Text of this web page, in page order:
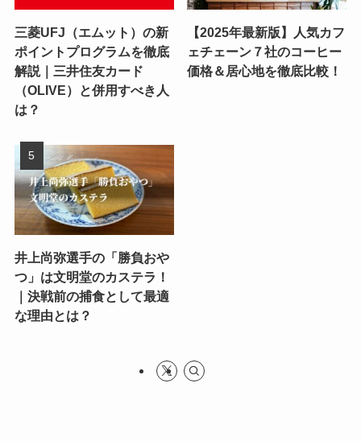
三菱UFJ（エムット）の新
ポイントプログラムを徹底
解説｜三井住友カード
（OLIVE）と併用すべき人
は？
【2025年最新版】人気カフ
ェチェーン７社のコーヒー
価格＆居心地を徹底比較！
井上尚弥選手の「勝負おや
つ」は文明堂のカステラ！
｜決戦前の捕食として最適
な理由とは？